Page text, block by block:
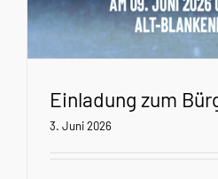
Einladung zum
3. Juni 2026